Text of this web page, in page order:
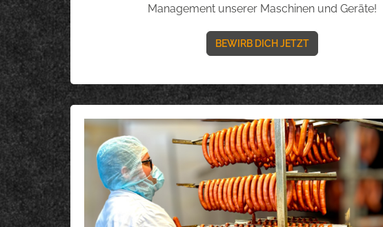
Management unserer Maschinen und Geräte!
BEWIRB DICH JETZT